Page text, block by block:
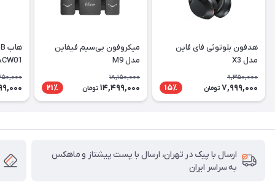
هدفون بلوتوثی فای فاین
مدل X3
9,350,000
7,999,000 تومان 15٪
میکروفون بی‌سیم فیفاین
مدل M9
18,150,000
14,499,000 تومان 21٪
ارسال با پیک در تهران، ارسال با پست پیشتاز و ماهکس
به سراسر ایران